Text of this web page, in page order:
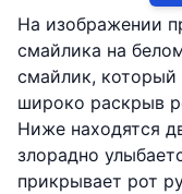
На изображении
смайлика на
смайлик, который
широко раскрыв
Ниже находятся
злорадно
прикрывает рот